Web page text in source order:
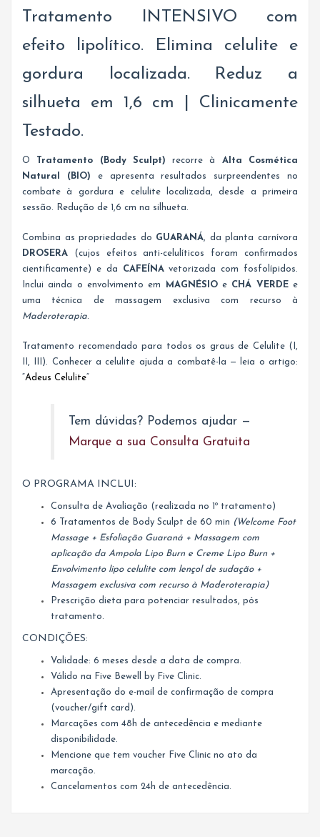
Tratamento INTENSIVO com
efeito lipolítico. Elimina celulite e
gordura localizada. Reduz a
silhueta em 1,6 cm | Clinicamente
Testado.
O Tratamento (Body Sculpt) recorre à Alta Cosmética
Natural (BIO) e apresenta resultados surpreendentes no
combate à gordura e celulite localizada, desde a primeira
sessão. Redução de 1,6 cm na silhueta.
Combina as propriedades do GUARANÁ, da planta carnívora
DROSERA (cujos efeitos anti-celulíticos foram confirmados
cientificamente) e da
CAFEÍNAvetorizada com fosfolípidos.
Inclui ainda o envolvimento em
MAGNÉSIOe CHÁ VERDEe
uma técnica de massagem exclusiva com recurso à
Maderoterapia.
Tratamento recomendado para todos os graus de Celulite (I,
II, III). Conhecer a celulite ajuda a combatê-la — leia o artigo:
“Adeus Celulite“
Tem dúvidas? Podemos ajudar —
Marque a sua Consulta Gratuita
O PROGRAMA INCLUI:
Consulta de Avaliação (realizada no 1º tratamento)
6 Tratamentos de Body Sculpt de 60 min (Welcome Foot
Massage + Esfoliação Guaraná + Massagem com
aplicação da Ampola Lipo Burn e Creme Lipo Burn +
Envolvimento lipo celulite com lençol de sudação +
Massagem exclusiva com recurso à Maderoterapia)
Prescrição dieta para potenciar resultados, pós
tratamento.
CONDIÇÕES:
Validade: 6 meses desde a data de compra.
Válido na Five Bewell by Five Clinic.
Apresentação do e-mail de confirmação de compra
(voucher/gift card).
Marcações com 48h de antecedência e mediante
disponibilidade.
Mencione que tem voucher Five Clinic no ato da
marcação.
Cancelamentos com 24h de antecedência.